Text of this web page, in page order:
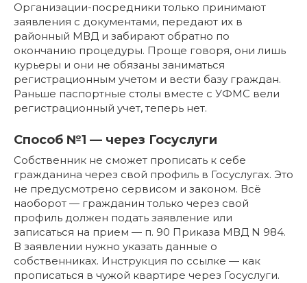
Организации-посредники только принимают
заявления с документами, передают их в
районный МВД и забирают обратно по
окончанию процедуры. Проще говоря, они лишь
курьеры и они не обязаны заниматься
регистрационным учетом и вести базу граждан.
Раньше паспортные столы вместе с УФМС вели
регистрационный учет, теперь нет.
Способ №1 — через Госуслуги
Собственник не сможет прописать к себе
гражданина через свой профиль в Госуслугах. Это
не предусмотрено сервисом и законом. Всё
наоборот — гражданин только через свой
профиль должен подать заявление или
записаться на прием — п. 90 Приказа МВД N 984.
В заявлении нужно указать данные о
собственниках. Инструкция по ссылке — как
прописаться в чужой квартире через Госуслуги.